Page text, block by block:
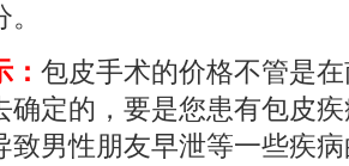
包皮手术的价格不管是
确定的，要是您患有包皮
致男性朋友早泄等一些疾